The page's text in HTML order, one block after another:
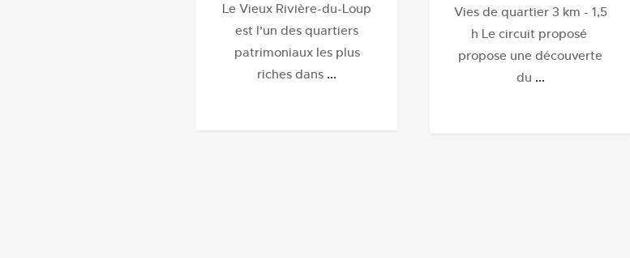
Le Vieux Rivière-du-Loup
est l’un des quartiers
patrimoniaux les plus
riches dans ...
Vies de quartier 3 km - 1,5
h Le circuit proposé
propose une découverte
du ...